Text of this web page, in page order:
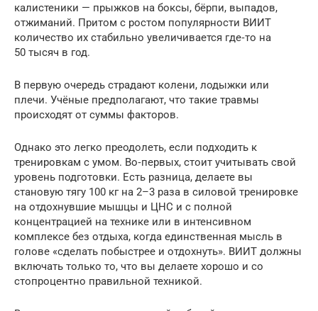
калистеники — прыжков на боксы, бёрпи, выпадов,
отжиманий. Притом с ростом популярности ВИИТ
количество их стабильно увеличивается где‑то на
50 тысяч в год.
В первую очередь страдают колени, лодыжки или
плечи. Учёные предполагают, что такие травмы
происходят от суммы факторов.
Однако это легко преодолеть, если подходить к
тренировкам с умом. Во‑первых, стоит учитывать свой
уровень подготовки. Есть разница, делаете вы
становую тягу 100 кг на 2–3 раза в силовой тренировке
на отдохнувшие мышцы и ЦНС и с полной
концентрацией на технике или в интенсивном
комплексе без отдыха, когда единственная мысль в
голове «сделать побыстрее и отдохнуть». ВИИТ должны
включать только то, что вы делаете хорошо и со
стопроцентно правильной техникой.